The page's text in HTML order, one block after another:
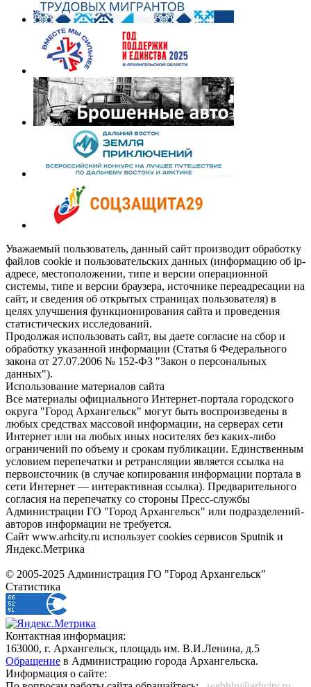
Уважаемый пользователь, данный сайт производит обработку
файлов cookie и пользовательских данных (информацию об ip-
адресе, местоположении, типе и версии операционной
системы, типе и версии браузера, источнике переадресации на
сайт, и сведения об открытых страницах пользователя) в
целях улучшения функционирования сайта и проведения
статистических исследований.
Продолжая использовать сайт, вы даете согласие на сбор и
обработку указанной информации (Статья 6 Федерального
закона от 27.07.2006 № 152-ФЗ "Закон о персональных
данных").
Использование материалов сайта
Все материалы официального Интернет-портала городского
округа "Город Архангельск" могут быть воспроизведены в
любых средствах массовой информации, на серверах сети
Интернет или на любых иных носителях без каких-либо
ограничений по объему и срокам публикации. Единственным
условием перепечатки и ретрансляции является ссылка на
первоисточник (в случае копирования информации портала в
сети Интернет — интерактивная ссылка). Предварительного
согласия на перепечатку со стороны Пресс-службы
Администрации ГО "Город Архангельск" или подразделений-
авторов информации не требуется.
Сайт www.arhcity.ru использует cookies сервисов Sputnik и
Яндекс.Метрика
© 2005-2025 Администрация ГО "Город Архангельск"
Статистика
Контактная информация:
163000, г. Архангельск, площадь им. В.И.Ленина, д.5
Обращение в Администрацию города Архангельска.
Информация о сайте: